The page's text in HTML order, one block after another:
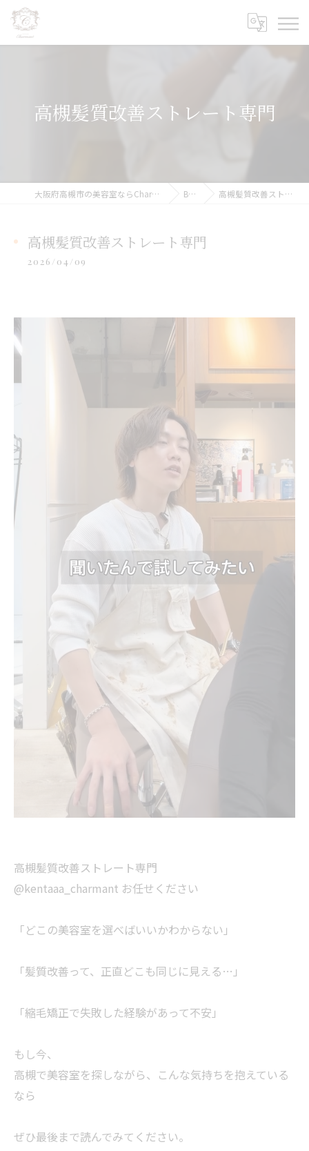
高槻髪質改善ストレート専門
大阪府高槻市の美容室ならCharmant シェルマン BLOG 高槻髪質改善ストレート専門
高槻髪質改善ストレート専門
2026/04/09
高槻髪質改善ストレート専門
@kentaaa_charmant お任せください
「どこの美容室を選べばいいかわからない」
「髪質改善って、正直どこも同じに見える…」
「縮毛矯正で失敗した経験があって不安」
もし今、
高槻で美容室を探しながら、こんな気持ちを抱えている
なら
ぜひ最後まで読んでみてください。